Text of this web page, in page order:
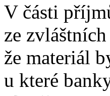
V části
ze
že materiál
u které